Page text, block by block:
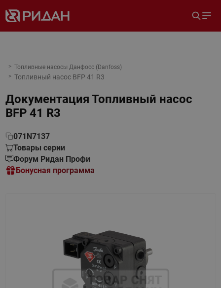
Топливные насосы Данфосс (Danfoss)
Топливный насос BFP 41 R3
Документация Топливный насос
BFP 41 R3
071N7137
Товары серии
Форум Ридан Профи
Бонусная программа